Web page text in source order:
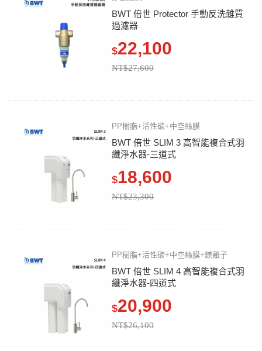
BWT 倍世 Protector 手動反洗雜質
過濾器
$22,100
NT$27,600
PP樹脂+活性碳+中空絲膜
BWT 倍世 SLIM 3 高智能複合式羽
纖淨水器-三道式
$18,600
NT$23,300
PP樹脂+活性碳+中空絲膜+鎂離子
BWT 倍世 SLIM 4 高智能複合式羽
纖淨水器-四道式
$20,900
NT$26,100